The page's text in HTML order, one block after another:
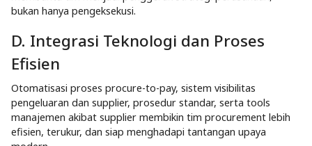
bukan hanya pengeksekusi.
D. Integrasi Teknologi dan Proses
Efisien
Otomatisasi proses procure-to-pay, sistem visibilitas
pengeluaran dan supplier, prosedur standar, serta tools
manajemen akibat supplier membikin tim procurement lebih
efisien, terukur, dan siap menghadapi tantangan upaya